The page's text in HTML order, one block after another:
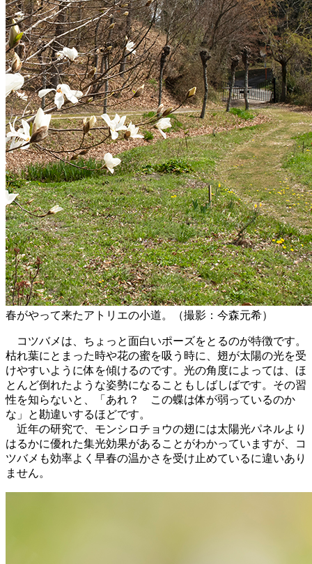
春がやって来たアトリエの小道。（撮影：今森元希）
コツバメは、ちょっと面白いポーズをとるのが特徴です。
枯れ葉にとまった時や花の蜜を吸う時に、翅が太陽の光を受
けやすいように体を傾けるのです。光の角度によっては、ほ
とんど倒れたような姿勢になることもしばしばです。その習
性を知らないと、「あれ？ この蝶は体が弱っているのか
な」と勘違いするほどです。
近年の研究で、モンシロチョウの翅には太陽光パネルより
はるかに優れた集光効果があることがわかっていますが、コ
ツバメも効率よく早春の温かさを受け止めているに違いあり
ません。